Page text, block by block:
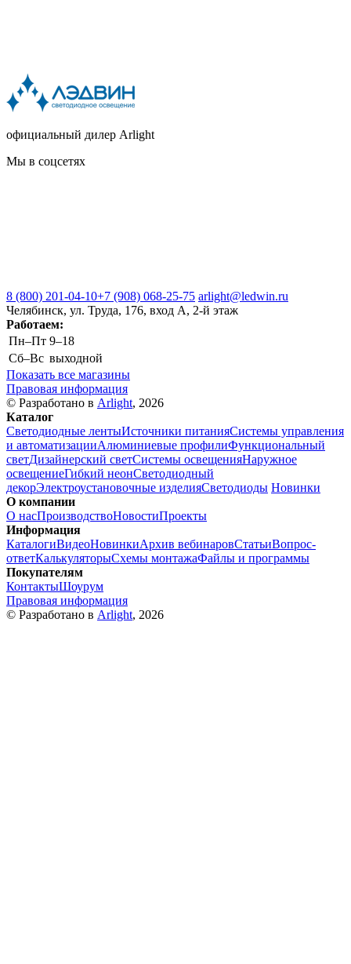
официальный дилер Arlight
Мы в соцсетях
8 (800) 201-04-10+7 (908) 068-25-75 arlight@ledwin.ru
Челябинск, ул. Труда, 176, вход А, 2-й этаж
Работаем:
Пн–Пт 9–18
Сб–Вс выходной
Показать все магазины
Правовая информация
© Разработано в Arlight, 2026
Каталог
Светодиодные лентыИсточники питанияСистемы управления
и автоматизацииАлюминиевые профилиФункциональный
светДизайнерский светСистемы освещенияНаружное
освещениеГибкий неонСветодиодный
декорЭлектроустановочные изделияСветодиоды Новинки
О компании
О насПроизводствоНовостиПроекты
Информация
КаталогиВидеоНовинкиАрхив вебинаровСтатьиВопрос-
ответКалькуляторыСхемы монтажаФайлы и программы
Покупателям
КонтактыШоурум
Правовая информация
© Разработано в Arlight, 2026